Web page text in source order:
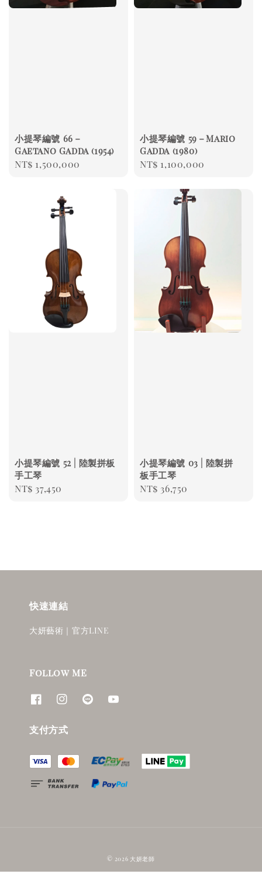
小提琴編號 66－
Gaetano Gadda (1954)
Regular
NT$ 1,500,000
小提琴編號 59－Mario
Gadda (1980)
Regular
NT$ 1,100,000
小提琴編號 52 | 陸製拼板
手工琴
Regular
NT$ 37,450
小提琴編號 03 | 陸製拼
板手工琴
Regular
NT$ 36,750
快速連結
大妍藝術｜官方LINE
Follow ME
支付方式
© 2026 大妍老師